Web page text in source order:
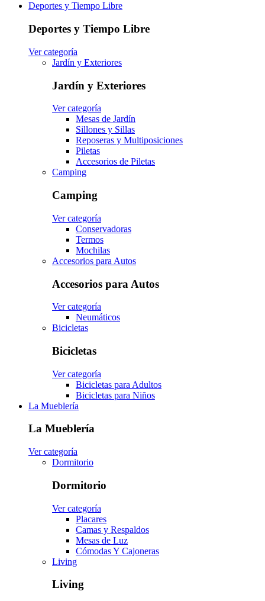
Deportes y Tiempo Libre
Deportes y Tiempo Libre
Ver categoría
Jardín y Exteriores
Jardín y Exteriores
Ver categoría
Mesas de Jardín
Sillones y Sillas
Reposeras y Multiposiciones
Piletas
Accesorios de Piletas
Camping
Camping
Ver categoría
Conservadoras
Termos
Mochilas
Accesorios para Autos
Accesorios para Autos
Ver categoría
Neumáticos
Bicicletas
Bicicletas
Ver categoría
Bicicletas para Adultos
Bicicletas para Niños
La Mueblería
La Mueblería
Ver categoría
Dormitorio
Dormitorio
Ver categoría
Placares
Camas y Respaldos
Mesas de Luz
Cómodas Y Cajoneras
Living
Living